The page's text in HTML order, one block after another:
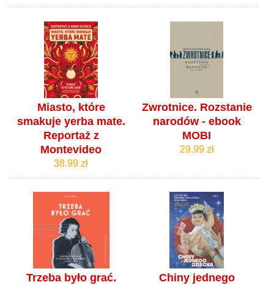
Miasto, które
smakuje yerba mate.
Reportaż z
Montevideo
38.99 zł
Zwrotnice. Rozstanie
narodów - ebook
MOBI
29.99 zł
Trzeba było grać.
Chiny jednego